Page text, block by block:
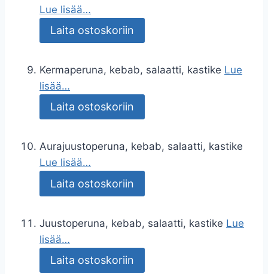
Lue lisää…
Laita ostoskoriin
Kermaperuna, kebab, salaatti, kastike Lue
lisää…
Laita ostoskoriin
Aurajuustoperuna, kebab, salaatti, kastike
Lue lisää…
Laita ostoskoriin
Juustoperuna, kebab, salaatti, kastike Lue
lisää…
Laita ostoskoriin